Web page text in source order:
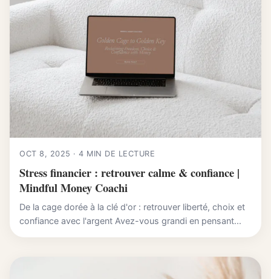
OCT 8, 2025 · 4 MIN DE LECTURE
Stress financier : retrouver calme & confiance |
Mindful Money Coachi
De la cage dorée à la clé d'or : retrouver liberté, choix et
confiance avec l'argent Avez-vous grandi en pensant...